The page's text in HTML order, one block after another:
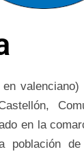
en
en la
población de